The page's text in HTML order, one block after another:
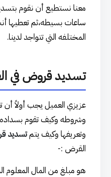
معنا نستطيع أن نقوم
ساعات بسيطه،ثم تعطيها
المختلفه التي تتواجد لدينا.
تسديد قروض في
عزيزي العميل يجب أولاً
وشروطه وكيف تقوم
وتعريفها وكيف يتمتسديد
القرض :-
هو مبلغ من المال المعلوم